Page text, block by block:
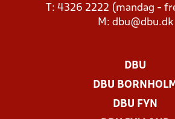
T: 4326 2222 (mandag -
M: dbu@dbu.dk
DBU
DBU BORNHOLM
DBU FYN